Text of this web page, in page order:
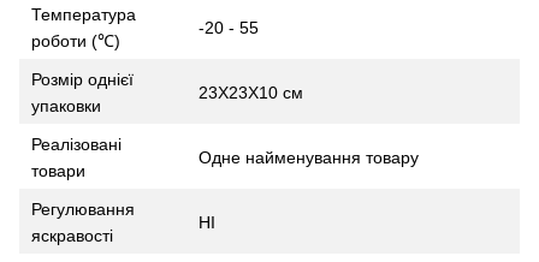
Температура
роботи (℃)
-20 - 55
Розмір однієї
упаковки
23X23X10 см
Реалізовані
товари
Одне найменування товару
Регулювання
яскравості
НІ